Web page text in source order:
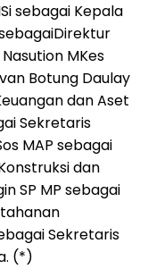
sebagai Kepala
MKes
Botung Daulay
dan Aset
Sekretaris
MAP sebagai
dan
SP MP sebagai
Sekretaris
(*)